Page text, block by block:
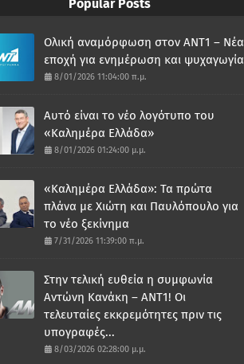
Popular Posts
Ολική αναμόρφωση στον ΑΝΤ1 – Νέα
εποχή για ενημέρωση και ψυχαγωγία
8/01/2026 11:04:00 π.μ.
Αυτό είναι το νέο λογότυπο του
«Καλημέρα Ελλάδα»
8/01/2026 01:24:00 μ.μ.
«Καλημέρα Ελλάδα»: Τα πρώτα
πλάνα με Χιώτη και Παυλόπουλο για
το νέο ξεκίνημα
7/31/2026 11:39:00 π.μ.
Στην τελική ευθεία η συμφωνία
Αντώνη Κανάκη – ΑΝΤ1! Οι
τελευταίες εκκρεμότητες πριν τις
υπογραφές...
8/03/2026 02:28:00 μ.μ.